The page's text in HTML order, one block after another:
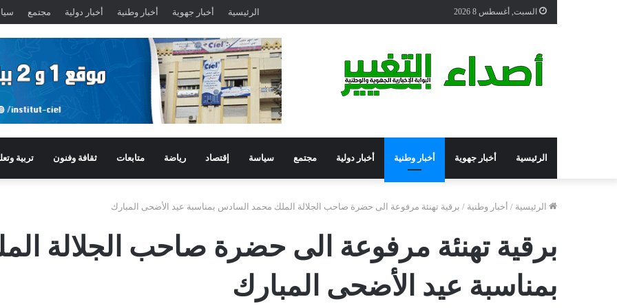
السبت, أغسطس 8 2026 الرئيسية أخبار جهوية أخبار وطنية أخبار دولية مجتمع
الرئيسية أخبار جهوية أخبار وطنية أخبار دولية مجتمع سياسة إقتصاد رياضة متابعات ثقافة وفنون تربية
الرئيسية / أخبار وطنية / برقية تهنئة مرفوعة الى حضرة صاحب الجلالة الملك محمد السادس بمناسبة عيد الأضحى المبارك
برقية تهنئة مرفوعة الى حضرة صاحب الجلالة
بمناسبة عيد الأضحى المبارك